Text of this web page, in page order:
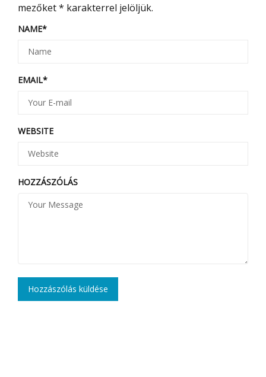
mezőket* karakterrel jelöljük.
NAME*
EMAIL*
WEBSITE
HOZZÁSZÓLÁS